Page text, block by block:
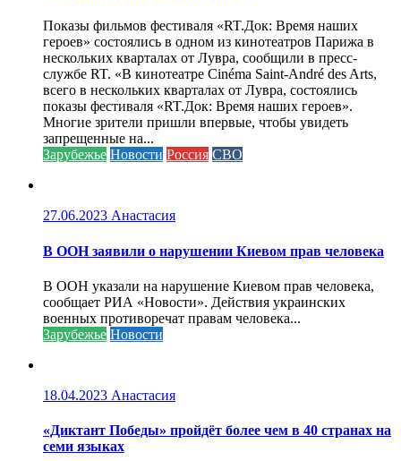
Показы фильмов фестиваля «RT.Док: Время наших
героев» состоялись в одном из кинотеатров Парижа в
нескольких кварталах от Лувра, сообщили в пресс-
службе RT. «В кинотеатре Cinéma Saint-André des Arts,
всего в нескольких кварталах от Лувра, состоялись
показы фестиваля «RT.Док: Время наших героев».
Многие зрители пришли впервые, чтобы увидеть
запрещенные на...
Зарубежье Новости Россия СВО
27.06.2023 Анастасия
В ООН заявили о нарушении Киевом прав человека
В ООН указали на нарушение Киевом прав человека,
сообщает РИА «Новости». Действия украинских
военных противоречат правам человека...
Зарубежье Новости
18.04.2023 Анастасия
«Диктант Победы» пройдёт более чем в 40 странах на
семи языках